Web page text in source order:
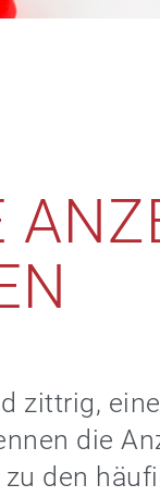
zittrig, eine
die
den